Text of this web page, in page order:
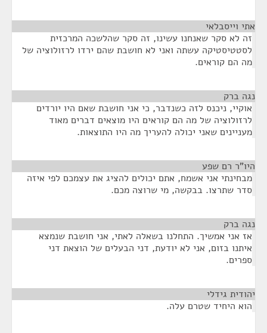
אתי וייסבלאי
זה לא סקר שאנחנו עשינו, זה סקר שהלשכה המרכזית
לסטטיסטיקה עשתה ואני לא חושבת שהם ירדו לרזולוציה של
מה הם קוראים.
נגה ברק
אוקיי, ניכנס לזה כשנדבר, כי אני חושבת שאם היו יורדים
לרזולוציה של מה הם קוראים היו מוצאים דברים מאוד
מעניינים שאני יכולה להעריך מה היו התוצאות.
היו"ר רם שפע
מבחינתי אני אשמח, אתם יכולים להציג את עצמכם לפי איזה
סדר שתרצו. בבקשה, מי שרוצה מכם.
נגה ברק
אז אני אמשיך. התחלנו בשאלה לאתי, אני חושבת שנמצא
איתנו בזום, אני לא יודעת, דני הבעלים של הוצאת דני
ספרים.
יהודית גידלי
הוא היחיד שטרם עלה.